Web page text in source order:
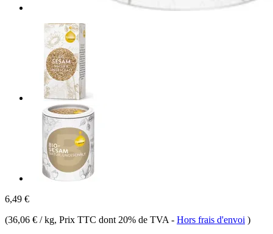
6,49 €
(36,06 € / kg, Prix TTC dont 20% de TVA - Hors frais d'envoi )